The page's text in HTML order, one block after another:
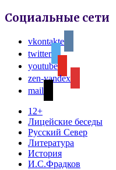
Социальные сети
vkontakte
twitter
youtube
zen-yandex
mail
12+
Лицейские беседы
Русский Север
Литература
История
И.С.Фрадков